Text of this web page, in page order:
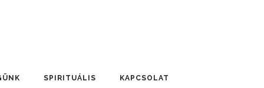
SPIRITUÁLIS KAPCSOLAT